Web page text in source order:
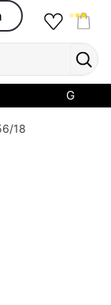
18